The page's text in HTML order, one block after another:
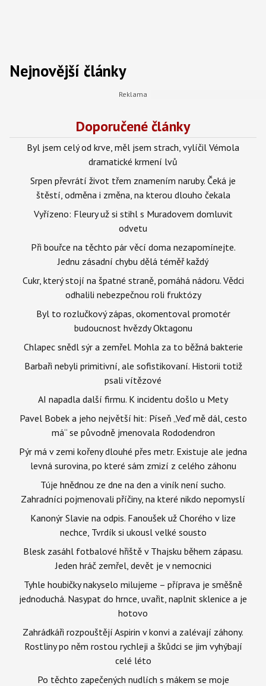
Nejnovější články
Doporučené články
Byl jsem celý od krve, měl jsem strach, vylíčil Vémola
dramatické krmení lvů
Srpen převrátí život třem znamením naruby. Čeká je
štěstí, odměna i změna, na kterou dlouho čekala
Vyřízeno: Fleury už si stihl s Muradovem domluvit
odvetu
Při bouřce na těchto pár věcí doma nezapomínejte.
Jednu zásadní chybu dělá téměř každý
Cukr, který stojí na špatné straně, pomáhá nádoru. Vědci
odhalili nebezpečnou roli fruktózy
Byl to rozlučkový zápas, okomentoval promotér
budoucnost hvězdy Oktagonu
Chlapec snědl sýr a zemřel. Mohla za to běžná bakterie
Barbaři nebyli primitivní, ale sofistikovaní. Historii totiž
psali vítězové
AI napadla další firmu. K incidentu došlo u Mety
Pavel Bobek a jeho největší hit: Píseň „Veď mě dál, cesto
má“ se původně jmenovala Rododendron
Pýr má v zemi kořeny dlouhé přes metr. Existuje ale jedna
levná surovina, po které sám zmizí z celého záhonu
Túje hnědnou ze dne na den a viník není sucho.
Zahradníci pojmenovali příčiny, na které nikdo nepomyslí
Kanonýr Slavie na odpis. Fanoušek už Chorého v lize
nechce, Tvrdík si ukousl velké sousto
Blesk zasáhl fotbalové hřiště v Thajsku během zápasu.
Jeden hráč zemřel, devět je v nemocnici
Tyhle houbičky nakyselo milujeme – příprava je směšně
jednoduchá. Nasypat do hrnce, uvařit, naplnit sklenice a je
hotovo
Zahrádkáři rozpouštějí Aspirin v konvi a zalévají záhony.
Rostliny po něm rostou rychleji a škůdci se jim vyhýbají
celé léto
Po těchto zapečených nudlích s mákem se moje